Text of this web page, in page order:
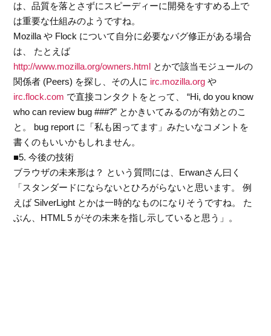
は、品質を落とさずにスピーディーに開発をすすめる上で
は重要な仕組みのようですね。
Mozilla や Flock について自分に必要なバグ修正がある場合
は、 たとえば
http://www.mozilla.org/owners.html とかで該当モジュールの
関係者 (Peers) を探し、その人に irc.mozilla.org や
irc.flock.com で直接コンタクトをとって、 “Hi, do you know
who can review bug ###?” とかきいてみるのが有効とのこ
と。 bug report に「私も困ってます」みたいなコメントを
書くのもいいかもしれません。
■5. 今後の技術
ブラウザの未来形は？ という質問には、Erwanさん曰く
「スタンダードにならないとひろがらないと思います。 例
えば SilverLight とかは一時的なものになりそうですね。 た
ぶん、HTML 5 がその未来を指し示していると思う」。